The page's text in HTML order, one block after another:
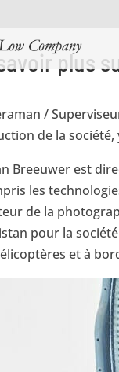
plus
/
de la
Breeuwer est
les
de la
pour la
et à